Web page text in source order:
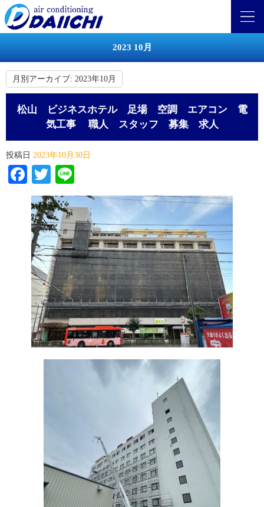
2023 10月
月別アーカイブ: 2023年10月
松山 ビジネスホテル 足場 空調 エアコン 電
気工事 職人 スタッフ 募集 求人
投稿日 2023年10月30日
Facebook
Twitter